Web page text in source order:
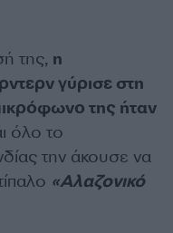
της, η
γύρισε στη
της ήταν
όλο το
την άκουσε να
«Αλαζονικό